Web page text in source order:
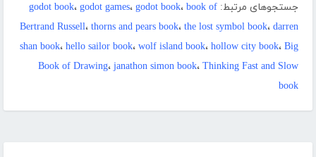
جستجوهای مرتبط: godot book، godot games، godot book، book of
Bertrand Russell، thorns and pears book، the lost symbol book، darren
shan book، hello sailor book، wolf island book، hollow city book، Big
Book of Drawing،janathon simon book، Thinking Fast and Slow
book